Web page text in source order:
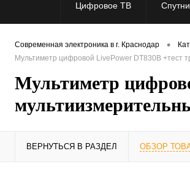
Цифровое ТВ
Современная электроника в г. Краснодар •
Мультиметр цифровой LivePower DT830B +тест
Мультиметр
ВЕРНУТЬСЯ В РАЗДЕЛ ОБЗОР